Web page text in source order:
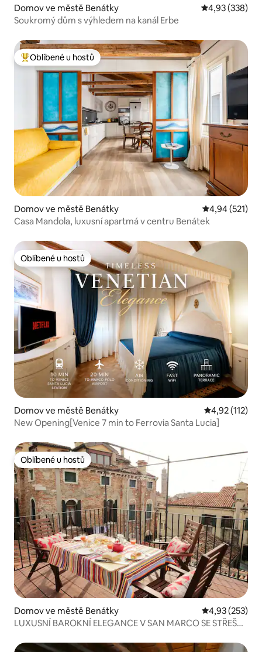
Domov ve městě Benátky Průměrné
4,93 (338)
Soukromý dům s výhledem na kanál Erbe
Nejlepší v kategorii Oblíbené u hostů
Oblíbené u hostů
Domov ve městě Benátky Průměrné
4,94 (521)
Casa Mandola, luxusní apartmá v centru Benátek
Oblíbené u hostů
Oblíbené u hostů
Domov ve městě Benátky Průměrné
4,92 (112)
New Opening[Venice 7 min to Ferrovia Santa Lucia]
Oblíbené u hostů
Oblíbené u hostů
Domov ve městě Benátky Průměrné
4,93 (253)
LUXUSNÍ BAROKNÍ ELEGANCE V SAN MARCO SE STŘEŠNÍ